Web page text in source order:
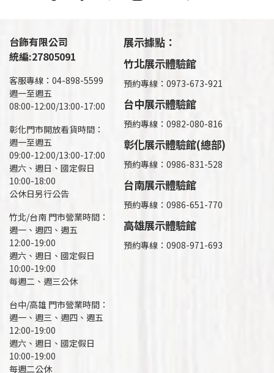
台飾有限公司
統編:27805091
客服專線：04-898-5599
週一至週五
08:00-12:00/13:00-17:00
彰化門市開放看貨時間：
週一至週五
09:00-12:00/13:00-17:00
週六、週日、國定假日
10:00-18:00
公休日另行公告
竹北/台南 門市營業時間：
週一、週四、週五
12:00-19:00
週六、週日、國定假日
10:00-19:00
每週二、週三公休
台中/高雄 門市營業時間：
週一、週三、週四、週五
12:00-19:00
週六、週日、國定假日
10:00-19:00
每週二公休
展示據點：
竹北展示體驗館
預約專線：0973-673-921
台中展示體驗館
預約專線：0982-080-816
彰化展示體驗館(總部)
預約專線： 0986-831-528
台南展示體驗館
預約專線：0986-651-770
高雄展示體驗館
預約專線： 0908-971-693